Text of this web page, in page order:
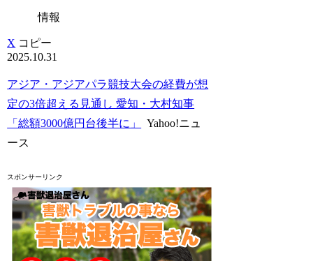
情報
X コピー
2025.10.31
アジア・アジアパラ競技大会の経費が想
定の3倍超える見通し 愛知・大村知事
「総額3000億円台後半に」
Yahoo!ニュ
ース
スポンサーリンク